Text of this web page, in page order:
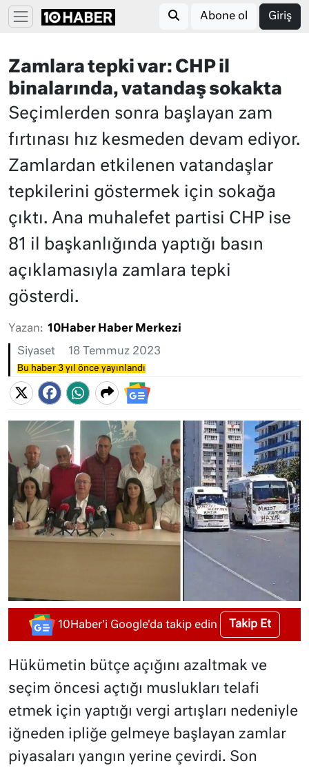
Abone ol Giriş
Zamlara tepki var: CHP il
binalarında, vatandaş sokakta
Seçimlerden sonra başlayan zam
fırtınası hız kesmeden devam ediyor.
Zamlardan etkilenen vatandaşlar
tepkilerini göstermek için sokağa
çıktı. Ana muhalefet partisi CHP ise
81 il başkanlığında yaptığı basın
açıklamasıyla zamlara tepki
gösterdi.
Yazan: 10Haber Haber Merkezi
Siyaset 18 Temmuz 2023
Bu haber 3 yıl önce yayınlandı
10Haber'i Google'da takip edin Takip Et
Hükümetin bütçe açığını azaltmak ve
seçim öncesi açtığı muslukları telafi
etmek için yaptığı vergi artışları nedeniyle
iğneden ipliğe gelmeye başlayan zamlar
piyasaları yangın yerine çevirdi. Son